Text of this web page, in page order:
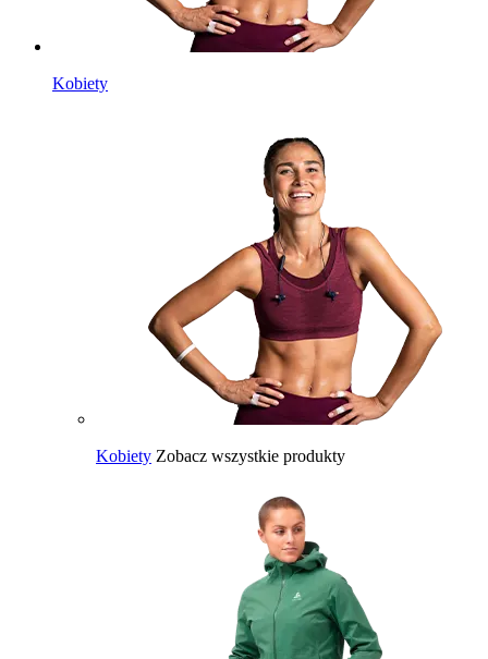
Kobiety
Kobiety Zobacz wszystkie produkty